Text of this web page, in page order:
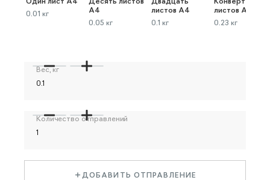
Один лист А4
0.01 кг
Десять листов
А4
0.05 кг
Двадцать
листов А4
0.1 кг
Конверт до 40
листов А4
0.23 кг
Вес, кг
Количество отправлений
ДОБАВИТЬ ОТПРАВЛЕНИЕ